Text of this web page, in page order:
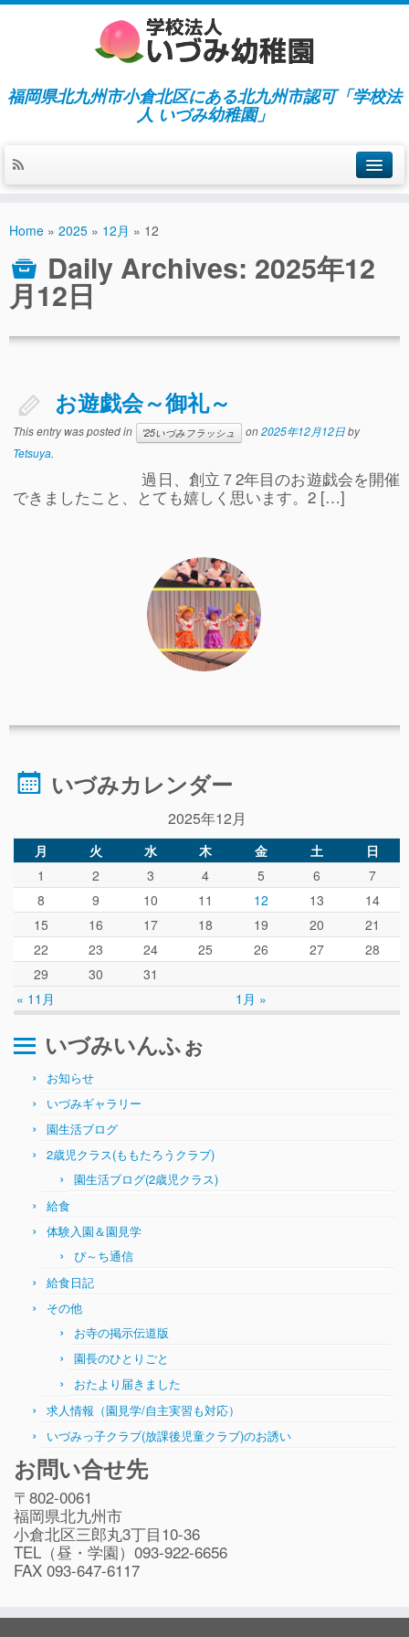
福岡県北九州市小倉北区にある北九州市認可「学校法
人 いづみ幼稚園」
施設紹介
通園について
事故や怪我について
卒園児進路
お知らせ
2歳児クラス(ももたろうクラブ)
募集概要(2歳児クラス)
体験入園＆園見学
求人情報（園見学/自主実習も対応）
Home » 2025 » 12月 » 12
Daily Archives: 2025年12
月12日
お遊戯会～御礼～
This entry was posted in '25いづみフラッシュ on2025年12月12日by
Tetsuya.
過日、創立７2年目のお遊戯会を開催
できましたこと、とても嬉しく思います。2 […]
いづみカレンダー
2025年12月
月 火 水 木 金 土 日
« 11月 1月 »
1 2 3 4 5 6
7
8
9 10 11 12 13
14
15
16 17 18 19 20
21
22
23 24 25 26 27
28
29
30 31
いづみいんふぉ
お知らせ
いづみギャラリー
園生活ブログ
2歳児クラス(ももたろうクラブ)
園生活ブログ(2歳児クラス)
給食
体験入園＆園見学
ぴ～ち通信
給食日記
その他
お寺の掲示伝道版
園長のひとりごと
おたより届きました
求人情報（園見学/自主実習も対応）
いづみっ子クラブ(放課後児童クラブ)のお誘い
お問い合せ先
〒802-0061
福岡県北九州市
小倉北区三郎丸3丁目10-36
TEL（昼・学園）093-922-6656
FAX 093-647-6117